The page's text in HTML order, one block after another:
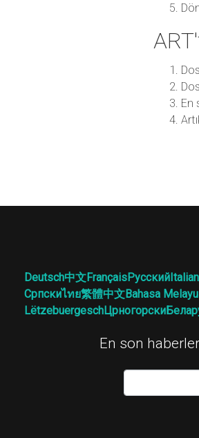
En
Deutsch中文FrançaisРусский
Српскиไทย繁體中文Bahasa Melayu
LëtzebuergeschЦрногорски
En son